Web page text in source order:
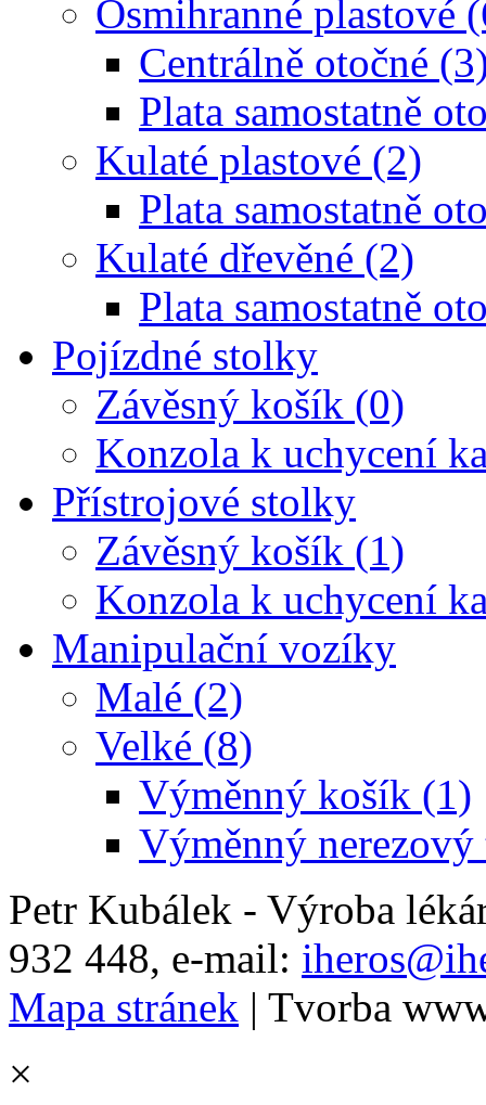
Osmihranné plastové
Centrálně otočné
Plata samostatně
Kulaté plastové (2)
Plata samostatně
Kulaté dřevěné (2)
Plata samostatně
Pojízdné stolky
Závěsný košík (0)
Konzola k uchycení
Přístrojové stolky
Závěsný košík (1)
Konzola k uchycení
Manipulační vozíky
Malé (2)
Velké (8)
Výměnný košík (1)
Výměnný nerezový
Petr Kubálek - Výroba
932 448, e-mail:
Mapa stránek | Tvorba
×